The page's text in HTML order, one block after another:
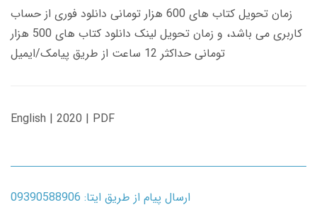
زمان تحویل کتاب های 600 هزار تومانی دانلود فوری از حساب
کاربری می باشد، و زمان تحویل لینک دانلود کتاب های 500 هزار
تومانی حداکثر 12 ساعت از طریق پیامک/ایمیل
English | 2020 | PDF
ارسال پیام از طریق ایتا: 09390588906